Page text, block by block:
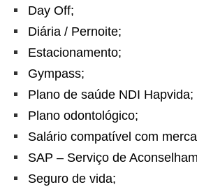
Day Off;
Diária / Pernoite;
Estacionamento;
Gympass;
Plano de saúde NDI Hapvida;
Plano odontológico;
Salário compatível com
SAP – Serviço de
Seguro de vida;